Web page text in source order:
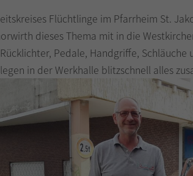
Flüchtlinge im Pfarrheim St.
dieses Thema mit in die
Pedale, Handgriffe,
in der Werkhalle blitzschnell alles